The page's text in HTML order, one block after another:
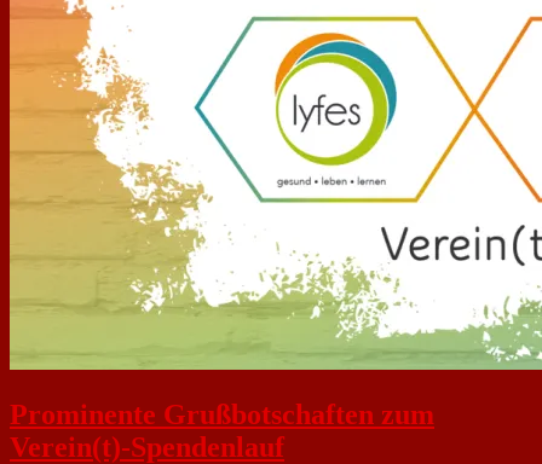
Prominente Grußbotschaften zum
Verein(t)-Spendenlauf